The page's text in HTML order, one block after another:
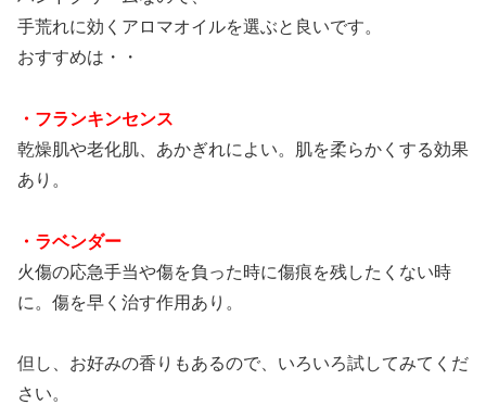
手荒れに効くアロマオイルを選ぶと良いです。
おすすめは・・
・フランキンセンス
乾燥肌や老化肌、あかぎれによい。肌を柔らかくする効果
あり。
・ラベンダー
火傷の応急手当や傷を負った時に傷痕を残したくない時
に。傷を早く治す作用あり。
但し、お好みの香りもあるので、いろいろ試してみてくだ
さい。